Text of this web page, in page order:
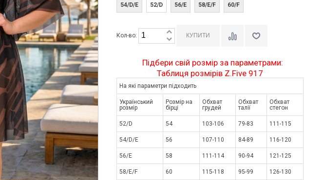
54/D/E
52/D 56/E 58/E/F 60/F
Кол-во:
Підбери свій розмір за параметрами:
Таблиця розмірів Z.Five 917
На які параметри підходить
Український
розмір
Розмір на
бірці
Обхват
грудей
Обхват
талії
Обхват
стегон
52/D 54 103-106 79-83 111-115
54/D/E 56 107-110 84-89 116-120
56/E 58 111-114 90-94 121-125
58/E/F 60 115-118 95-99 126-130